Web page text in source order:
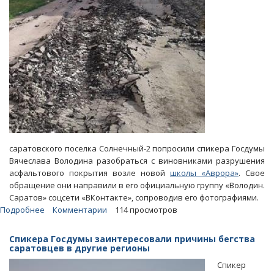
саратовского поселка Солнечный-2 попросили спикера Госдумы
Вячеслава Володина разобраться с виновниками разрушения
асфальтового покрытия возле новой школы «Аврора». Свое
обращение они направили в его официальную группу «Володин.
Саратов» соцсети «ВКонтакте», сопроводив его фотографиями.
Подробнее
Солнечного-2
пожаловались
Володину
Комментарии 114 просмотров
Спикера Госдумы заинтересовали причины бегства
саратовцев в другие регионы
Спикер